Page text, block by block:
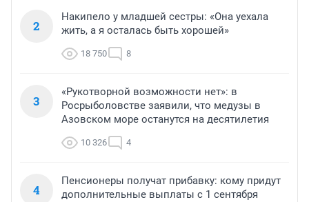
2
Накипело у младшей сестры: «Она уехала
жить, а я осталась быть хорошей»
18 750 8
3
«Рукотворной возможности нет»: в
Росрыболовстве заявили, что медузы в
Азовском море останутся на десятилетия
10 326 4
4
Пенсионеры получат прибавку: кому придут
дополнительные выплаты с 1 сентября